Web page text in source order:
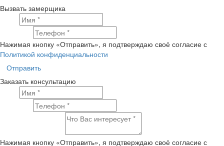
Вызвать замерщика
Нажимая кнопку «Отправить», я подтверждаю своё согласие с
Политикой конфиденциальности
Отправить
Заказать консультацию
Нажимая кнопку «Отправить», я подтверждаю своё согласие с